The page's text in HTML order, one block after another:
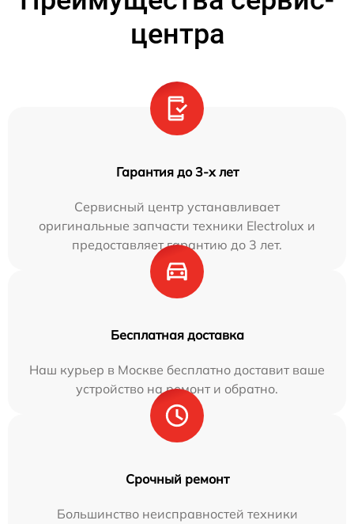
центра
Гарантия до 3-х лет
Сервисный центр устанавливает
оригинальные запчасти техники Electrolux и
предоставляет гарантию до 3 лет.
Бесплатная доставка
Наш курьер в Москве бесплатно доставит ваше
устройство на ремонт и обратно.
Срочный ремонт
Большинство неисправностей техники